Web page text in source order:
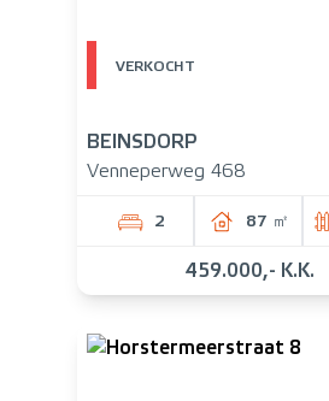
VERKOCHT
BEINSDORP
Venneperweg 468
2 87 ㎡
459.000,- K.K.